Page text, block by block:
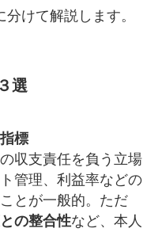
けて解説します。
選
標
収支責任を負う立場
管理、利益率などの
とが一般的。ただ
の整合性など、本人